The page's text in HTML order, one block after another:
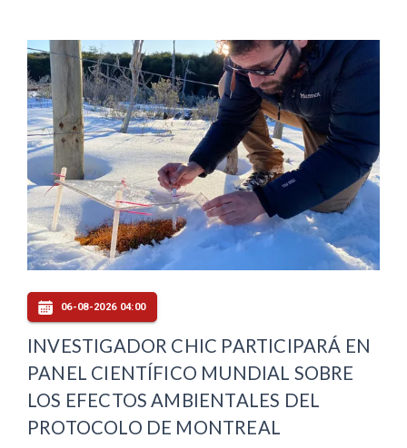
06-08-2026 04:00
INVESTIGADOR CHIC PARTICIPARÁ EN
PANEL CIENTÍFICO MUNDIAL SOBRE
LOS EFECTOS AMBIENTALES DEL
PROTOCOLO DE MONTREAL